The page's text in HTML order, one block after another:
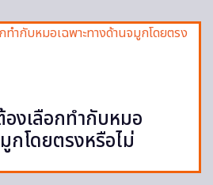
งเลือกทำกับหมอ
กโดยตรงหรือไม่